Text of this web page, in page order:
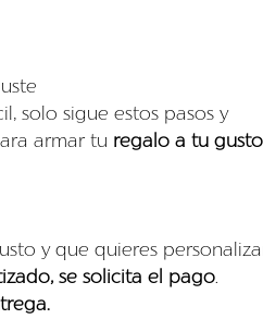
solo sigue estos pasos y
armar tu regalo a tu gusto
y que quieres
se solicita el pago.